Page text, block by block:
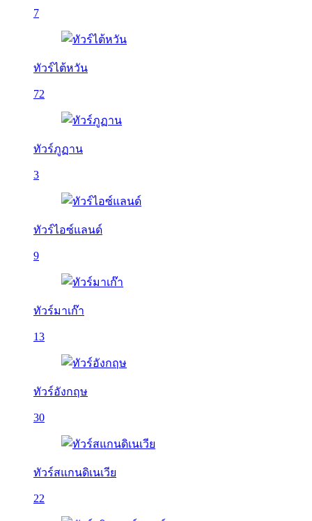
7
ทัวร์ไต้หวัน
72
ทัวร์ภูฏาน
3
ทัวร์ไอซ์แลนด์
9
ทัวร์มาเก๊า
13
ทัวร์อังกฤษ
30
ทัวร์สแกนดิเนเวีย
22